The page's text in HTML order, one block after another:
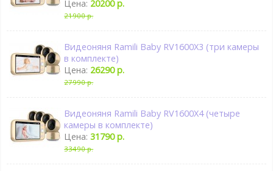
Цена: 20200 р.
21900 р.
Видеоняня Ramili Baby RV1600X3 (три камеры
в комплекте)
Цена: 26290 р.
27990 р.
Видеоняня Ramili Baby RV1600X4 (четыре
камеры в комплекте)
Цена:31790 р.
33490 р.